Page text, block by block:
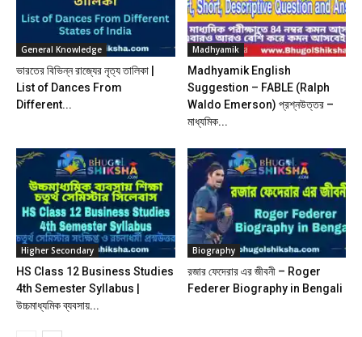
General Knowledge
ভারতের বিভিন্ন রাজ্যের নৃত্য তালিকা |
List of Dances From
Different...
Madhyamik
Madhyamik English
Suggestion – FABLE (Ralph
Waldo Emerson) প্রশ্নউত্তর –
মাধ্যমিক...
Higher Secondary
HS Class 12 Business Studies
4th Semester Syllabus |
উচ্চমাধ্যমিক ব্যবসায়...
Biography
রজার ফেদেরার এর জীবনী – Roger
Federer Biography in Bengali